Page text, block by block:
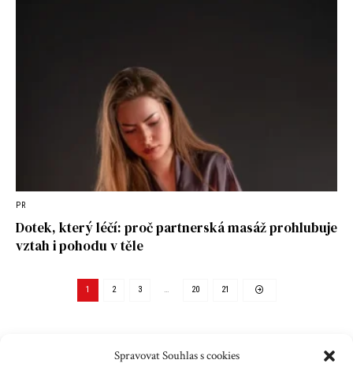
Spravovat Souhlas s cookies
PR
Dotek, který léčí: proč partnerská masáž prohlubuje
vztah i pohodu v těle
1 2 3 … 20 21